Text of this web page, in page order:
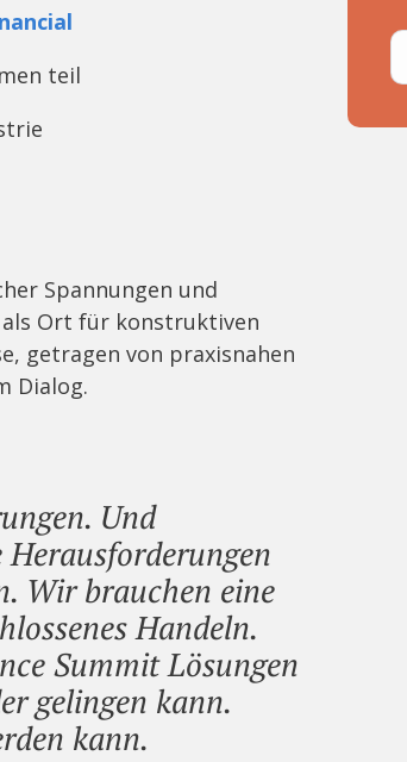
teil
Spannungen und
Ort für konstruktiven
getragen von praxisnahen
Dialog.
Und
Wir brauchen eine
Handeln.
Summit Lösungen
gelingen kann.
kann.